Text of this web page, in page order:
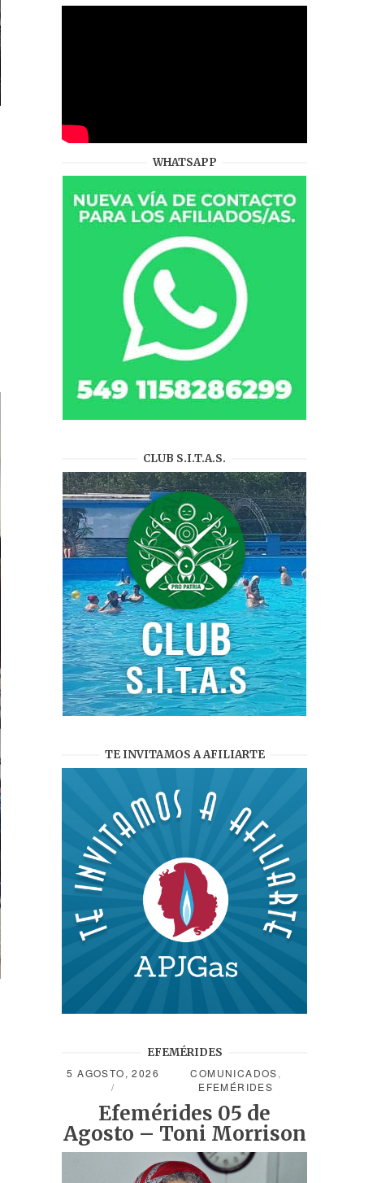
WHATSAPP
CLUB S.I.T.A.S.
TE INVITAMOS A AFILIARTE
EFEMÉRIDES
5 AGOSTO, 2026
COMUNICADOS,
EFEMÉRIDES
Efemérides 05 de
Agosto – Toni Morrison